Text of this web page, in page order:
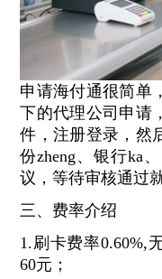
申请海付通很简单
下的代理公司申请
件，注册登录，然
份zheng、银行ka
议，等待审核通过
三、费率介绍
1.刷卡费率0.60%,
60元；